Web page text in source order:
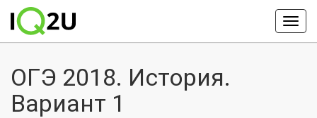
ОГЭ 2018. История.
Вариант 1